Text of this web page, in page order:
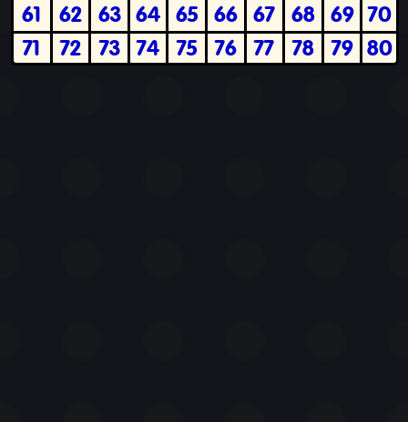
61
62 63 64 65 66 67 68 69 70
71
72 73 74 75 76 77 78 79 80